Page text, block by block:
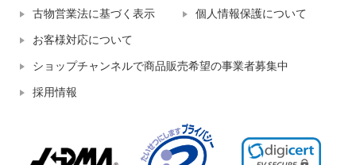
古物営業法に基づく表示 個人情報保護について
お客様対応について
ショップチャンネルで商品販売希望の事業者募集中
採用情報